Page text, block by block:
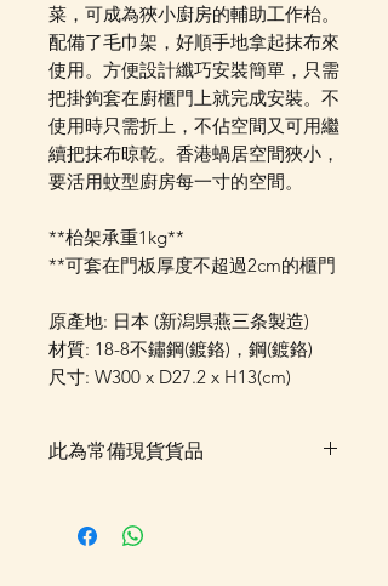
菜，可成為狹小廚房的輔助工作枱。
配備了毛巾架，好順手地拿起抹布來
使用。方便設計纖巧安裝簡單，只需
把掛鉤套在廚櫃門上就完成安裝。不
使用時只需折上，不佔空間又可用繼
續把抹布晾乾。香港蝸居空間狹小，
要活用蚊型廚房每一寸的空間。
**枱架承重1kg**
**可套在門板厚度不超過2cm的櫃門
原產地: 日本 (新潟県燕三条製造)
材質: 18-8不鏽鋼(鍍鉻)，鋼(鍍鉻)
尺寸: W300 x D27.2 x H13(cm)
此為常備現貨貨品
Out 購買, 如系統顯示為"無庫